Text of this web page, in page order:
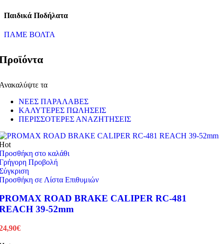
Παιδικά Ποδήλατα
ΠΑΜΕ ΒΟΛΤΑ
τα
ΝΕΕΣ ΠΑΡΑΛΑΒΕΣ
ΚΑΛΥΤΕΡΕΣ ΠΩΛΗΣΕΙΣ
ΠΕΡΙΣΣΟΤΕΡΕΣ ΑΝΑΖΗΤΗΣΕΙΣ
στο καλάθι
Προβολή
σε Λίστα Επιθυμιών
ROAD BRAKE CALIPER RC-481
39-52mm
€